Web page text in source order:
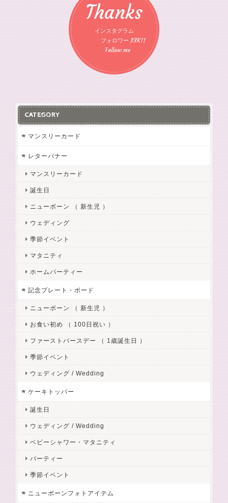
Thanks
インスタグラム
フォロワー 23K!!
Follow me
CATEGORY
マンスリーカード
レターバナー
マンスリーカード
誕生日
ニューボーン （ 新生児 ）
ウェディング
季節イベント
マタニティ
ホームパーティー
記念プレート・ボード
ニューボーン （ 新生児 ）
お食い初め （ 100日祝い ）
ファーストバースデー （ 1歳誕生日 ）
季節イベント
ウェディング / Wedding
ケーキトッパー
誕生日
ウェディング / Wedding
ベビーシャワー・マタニティ
パーティー
季節イベント
ニューボーンフォトアイテム